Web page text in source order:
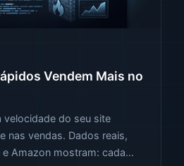
Vendem Mais no
velocidade do seu site
nas vendas. Dados reais,
Amazon mostram: cada